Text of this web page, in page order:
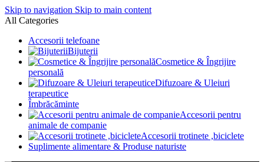
Skip to navigation Skip to main content
All Categories
Accesorii telefoane
Bijuterii
Cosmetice & Îngrijire
personală
Difuzoare & Uleiuri
terapeutice
Îmbrăcăminte
Accesorii pentru
animale de companie
Accesorii trotinete ,biciclete
Suplimente alimentare & Produse naturiste